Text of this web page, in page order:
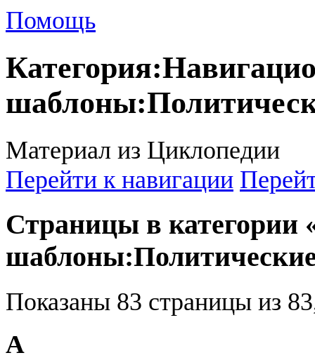
Помощь
Категория:
Материал из Циклопедии
Перейти к навигации
Страницы в категории
Показаны 83 страницы из
А